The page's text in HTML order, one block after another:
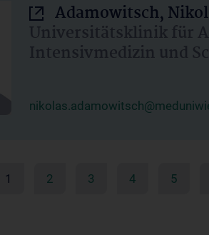
Adamowitsch,
Universitätsklinik für
Intensivmedizin und
1 2 3 4 5